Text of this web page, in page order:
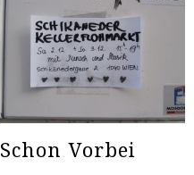
Schon Vorbei